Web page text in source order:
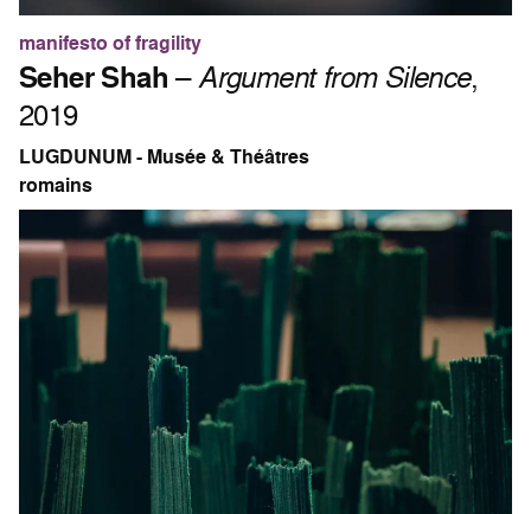
manifesto of fragility
Seher Shah–Argument from Silence,
2019
LUGDUNUM - Musée & Théâtres
romains